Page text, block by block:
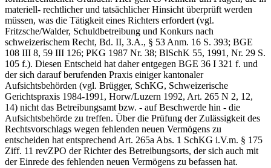
materiell- rechtlicher und tatsächlicher Hinsicht überprüft werden
müssen, was die Tätigkeit eines Richters erfordert (vgl.
Fritzsche/Walder, Schuldbetreibung und Konkurs nach
schweizerischem Recht, Bd. II, 3.A., § 53 Anm. 16 S. 393; BGE
108 III 8, 59 III 126; PKG 1987 Nr. 38; BlSchK 55, 1991, Nr. 29 S.
105 f.). Diesen Entscheid hat daher entgegen BGE 36 I 321 f. und
der sich darauf berufenden Praxis einiger kantonaler
Aufsichtsbehörden (vgl. Brügger, SchKG, Schweizerische
Gerichtspraxis 1984-1991, Horw/Luzern 1992, Art. 265 N 2, 12,
14) nicht das Betreibungsamt bzw. - auf Beschwerde hin - die
Aufsichtsbehörde zu treffen. Über die Prüfung der Zulässigkeit des
Rechtsvorschlags wegen fehlenden neuen Vermögens zu
entscheiden hat entsprechend Art. 265a Abs. 1 SchKG i.V.m. § 175
Ziff. 11 revZPO der Richter des Betreibungsorts, der sich auch mit
der Einrede des fehlenden neuen Vermögens zu befassen hat.